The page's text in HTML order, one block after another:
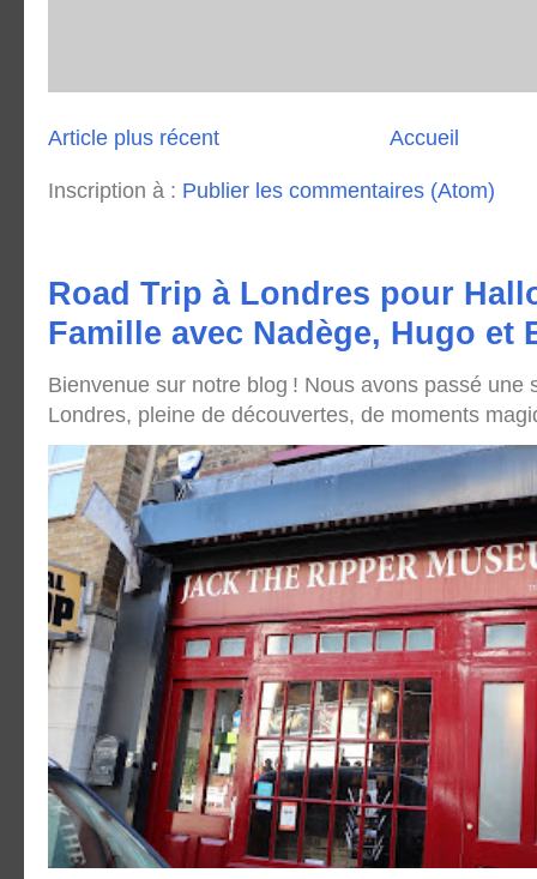
Article plus récent Accueil
Inscription à : Publier les commentaires (Atom)
Road Trip à Londres pour
Famille avec Nadège, Hugo et
Bienvenue sur notre blog ! Nous avons passé une
Londres, pleine de découvertes, de moments